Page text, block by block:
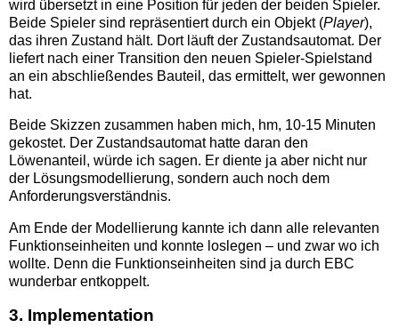
wird übersetzt in eine Position für jeden der beiden Spieler.
Beide Spieler sind repräsentiert durch ein Objekt (Player),
das ihren Zustand hält. Dort läuft der Zustandsautomat. Der
liefert nach einer Transition den neuen Spieler-Spielstand
an ein abschließendes Bauteil, das ermittelt, wer gewonnen
hat.
Beide Skizzen zusammen haben mich, hm, 10-15 Minuten
gekostet. Der Zustandsautomat hatte daran den
Löwenanteil, würde ich sagen. Er diente ja aber nicht nur
der Lösungsmodellierung, sondern auch noch dem
Anforderungsverständnis.
Am Ende der Modellierung kannte ich dann alle relevanten
Funktionseinheiten und konnte loslegen – und zwar wo ich
wollte. Denn die Funktionseinheiten sind ja durch EBC
wunderbar entkoppelt.
3. Implementation